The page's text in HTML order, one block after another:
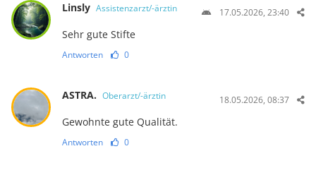
Linsly Assistenzarzt/-ärztin 17.05.2026, 23:40
Sehr gute Stifte
Antworten 0
ASTRA. Oberarzt/-ärztin 18.05.2026, 08:37
Gewohnte gute Qualität.
Antworten 0